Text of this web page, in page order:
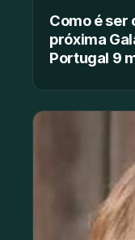
Como é ser
próxima
Portugal 9